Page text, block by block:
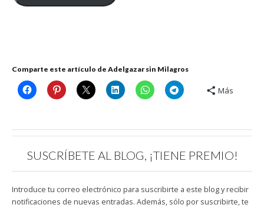
Comparte este artículo de Adelgazar sin Milagros
Más
SUSCRÍBETE AL BLOG, ¡TIENE PREMIO!
Introduce tu correo electrónico para suscribirte a este blog y recibir
notificaciones de nuevas entradas. Además, sólo por suscribirte, te